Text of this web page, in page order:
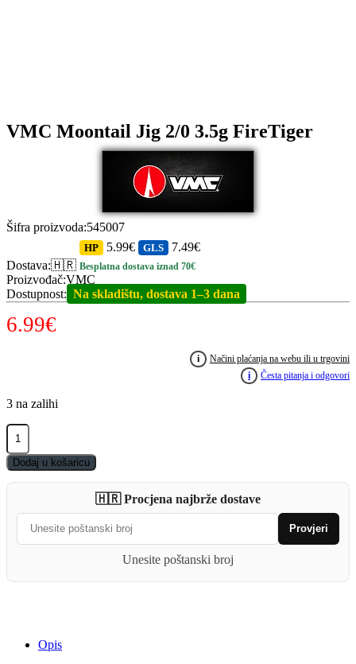
VMC Moontail Jig 2/0 3.5g FireTiger
Šifra proizvoda:545007
Dostava:🇭🇷
HP 5.99€ GLS 7.49€
Besplatna dostava iznad 70€
Proizvođač:VMC
Dostupnost: Na skladištu, dostava 1–3 dana
6.99€
i
Načini plaćanja na webu ili u trgovini
i
Česta pitanja i odgovori
3 na zalihi
VMC
Moontail
Jig
2/0
3.5g
quantity
Dodaj u košaricu
🇭🇷 Procjena najbrže dostave
Provjeri
Unesite poštanski broj
Opis